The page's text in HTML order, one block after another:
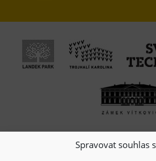
Spravovat souhlas